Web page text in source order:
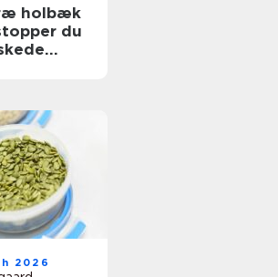
holbæk
du
2026